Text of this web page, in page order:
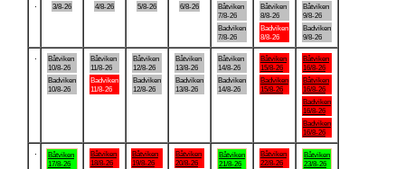
3/8-26 4/8-26 5/8-26 6/8-26
Båtviken
7/8-26
Badviken
7/8-26
Båtviken
8/8-26
Badviken
8/8-26
Båtviken
9/8-26
Badviken
9/8-26
Båtviken
10/8-26
Badviken
10/8-26
Båtviken
11/8-26
Badviken
11/8-26
Båtviken
12/8-26
Badviken
12/8-26
Båtviken
13/8-26
Badviken
13/8-26
Båtviken
14/8-26
Badviken
14/8-26
Båtviken
15/8-26
Badviken
15/8-26
Båtviken
16/8-26
Båtviken
16/8-26
Badviken
16/8-26
Badviken
16/8-26
Båtviken
17/8-26
Båtviken
18/8-26
Båtviken
19/8-26
Båtviken
20/8-26
Båtviken
21/8-26
Båtviken
22/8-26
Båtviken
23/8-26